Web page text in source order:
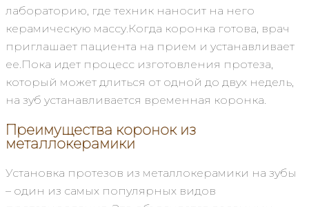
лабораторию, где техник наносит на него
керамическую массу.Когда коронка готова, врач
приглашает пациента на прием и устанавливает
ее.Пока идет процесс изготовления протеза,
который может длиться от одной до двух недель,
на зуб устанавливается временная коронка.
Преимущества коронок из
металлокерамики
Установка протезов из металлокерамики на зубы
– один из самых популярных видов